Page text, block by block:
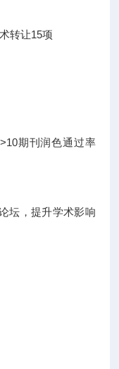
转让15项
期刊润色通过率
坛，提升学术影响